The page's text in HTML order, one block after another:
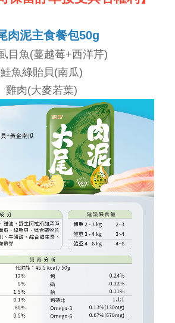
肉泥主食餐包50g
目魚(蔓越莓+西洋芹)
鮭魚綠貽貝(南瓜)
雞肉(大麥若葉)